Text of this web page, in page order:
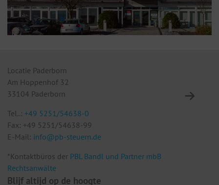
Locatie Paderborn
Am Hoppenhof 32
33104 Paderborn
Tel..: +49 5251/54638-0
Fax: +49 5251/54638-99
E-Mail: info@pb-steuern.de
*Kontaktbüros der PBL Bandl und Partner mbB
Rechtsanwälte
Blijf altijd op de hoogte